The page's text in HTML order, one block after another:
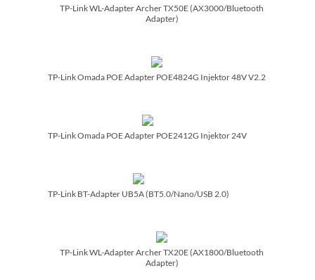
TP-Link WL-Adapter Archer TX50E (AX3000/­Bluetooth
Adapter)
TP-Link Omada POE Adapter POE4824G Injektor 48V V2.2
TP-Link Omada POE Adapter POE2412G Injektor 24V
TP-Link BT-Adapter UB5A (BT5.0/­Nano/­USB 2.0)
TP-Link WL-Adapter Archer TX20E (AX1800/­Bluetooth
Adapter)